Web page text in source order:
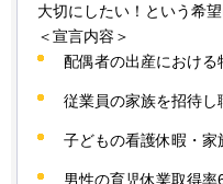
大切にしたい！という希
＜宣言内容＞
配偶者の出産におけ
従業員の家族を招待
子どもの看護休暇・
男性の育児休業取得